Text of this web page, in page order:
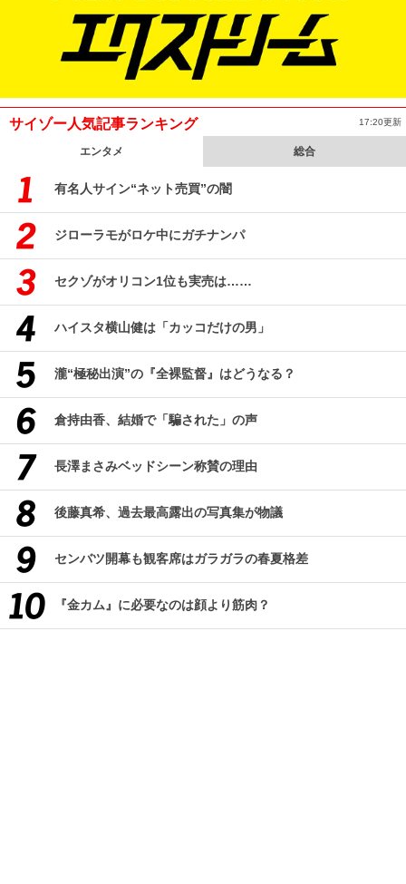
サイゾー人気記事ランキング 17:20更新
エンタメ 総合
有名人サイン“ネット売買”の闇
ジローラモがロケ中にガチナンパ
セクゾがオリコン1位も実売は……
ハイスタ横山健は「カッコだけの男」
瀧“極秘出演”の『全裸監督』はどうなる？
倉持由香、結婚で「騙された」の声
長澤まさみベッドシーン称賛の理由
後藤真希、過去最高露出の写真集が物議
センバツ開幕も観客席はガラガラの春夏格差
『金カム』に必要なのは顔より筋肉？